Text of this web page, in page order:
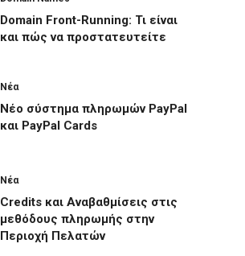
Domain Front-Running: Τι είναι
και πώς να προστατευτείτε
Νέα
Νέο σύστημα πληρωμών PayPal
και PayPal Cards
Νέα
Credits και Αναβαθμίσεις στις
μεθόδους πληρωμής στην
Περιοχή Πελατών